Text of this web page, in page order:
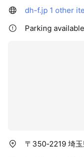
※営業時間/10:00～
※夏季・冬季休業期間
dh-f.jp 1 other
Parking available
〒350-2219 埼